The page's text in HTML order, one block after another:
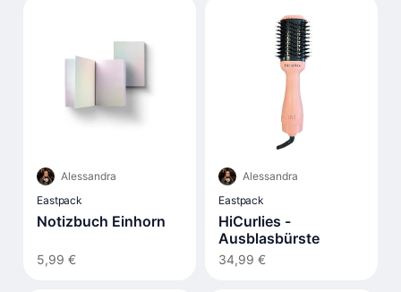
Alessandra
Eastpack
Notizbuch Einhorn
5,99 €
Alessandra
Eastpack
HiCurlies -
Ausblasbürste
34,99 €